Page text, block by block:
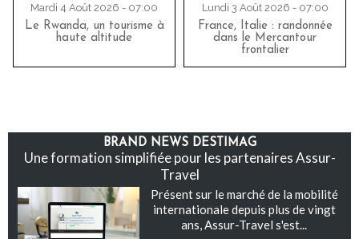
Mardi 4 Août 2026 - 07:00
Le Rwanda, un tourisme à
haute altitude
Lundi 3 Août 2026 - 07:00
France, Italie : randonnée
dans le Mercantour
frontalier
BRAND NEWS DESTIMAG
Une formation simplifiée pour les partenaires Assur-
Travel
Présent sur le marché de la mobilité
internationale depuis plus de vingt
ans, Assur-Travel s'est...